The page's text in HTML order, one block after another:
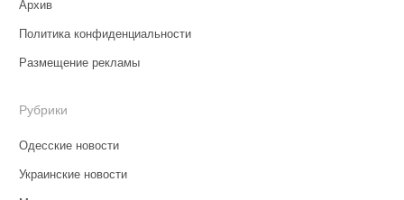
Архив
Политика конфиденциальности
Размещение рекламы
Рубрики
Одесские новости
Украинские новости